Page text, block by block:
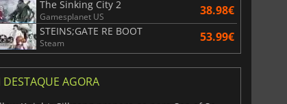
The Sinking City 2
Gamesplanet US 38.98€
STEINS;GATE RE BOOT
Steam 53.99€
DESTAQUE AGORA